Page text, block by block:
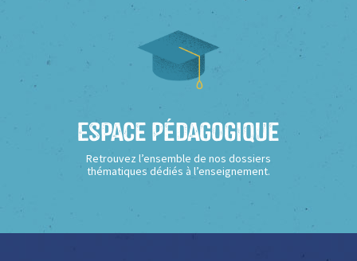
Espace Pédagogique
Retrouvez l’ensemble de nos dossiers
thématiques dédiés à l’enseignement.